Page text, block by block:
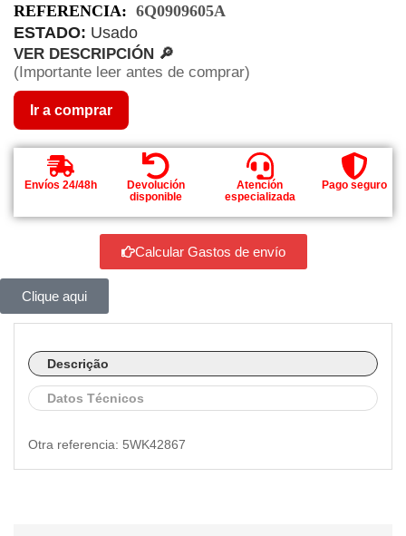
REFERENCIA: 6Q0909605A
ESTADO: Usado
VER DESCRIPCIÓN 🔎
(Importante leer antes de comprar)
Ir a comprar
Envíos 24/48h
Devolución
disponible
Atención
especializada
Pago seguro
Calcular Gastos de envío
Clique aqui
Descrição
Datos Técnicos
Otra referencia: 5WK42867